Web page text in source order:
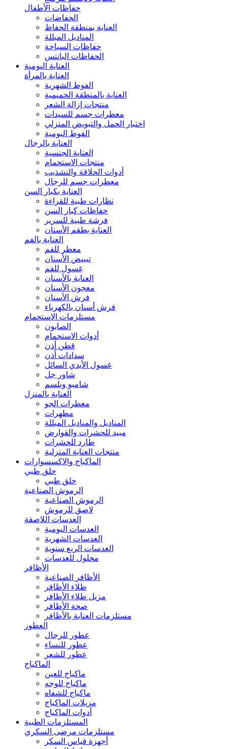
حفاظات الأطفال
الحفاضات
العناية بمنطقة الحفاظ
المناديل المبللة
حفاظات السباحة
الحفاظات البانتس
العناية اليومية
العناية بالمرأة
الفوط الشهرية
العناية بالمنطقة الحميمية
منتجات إزالة الشعر
معطرات جسم للسيدات
اختبار الحمل والتبويض المنزلي
الفوط اليومية
العناية بالرجال
العناية الجنسية
منتجات الاستحمام
أدوات الحلاقة والتشذيب
معطرات جسم للرجال
العناية بكبار السن
نظارات طبية للقراءة
حفاظات كبار السن
فرشة طبية للسرير
العناية بطقم الأسنان
العناية بالفم
معطر للفم
تبييض الأسنان
غسول للفم
العناية بالأسنان
معجون الأسنان
فرش الأسنان
فرش أسنان بالكهرباء
مستلزمات الاستحمام
الصابون
أدوات الاستحمام
قطن أذن
سدادات أذن
غسول الأيدي السائل
شاور جل
شامبو وبلسم
العناية بالمنزل
معطرات الجو
مطهرات
المناديل والمناديل المبللة
مبيد للحشرات والقوارض
طارد للحشرات
منتجات العناية المنزلية
الماكياج والاكسسوارات
حلق طبي
حلق طبي
الرموش الصناعية
الرموش الصناعية
لاصق للرموش
العدسات اللاصقة
العدسات اليومية
العدسات الشهرية
العدسات الربع سنوية
محلول للعدسات
الأظافر
الأظافر الصناعية
طلاء الأظافر
مزيل طلاء الأظافر
صحة الأظافر
مستلزمات العناية بالأظافر
العطور
عطور للرجال
عطور للنساء
عطور للشعر
الماكياج
ماكياج للعين
ماكياج للوجه
ماكياج للشفاه
مزيلات الماكياج
أدوات الماكياج
المستلزمات الطبية
مستلزمات مرضى السكري
أجهزة قياس السكر